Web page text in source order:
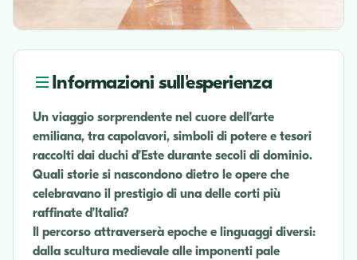
Informazioni sull'esperienza
Un viaggio sorprendente nel cuore dell’arte
emiliana, tra capolavori, simboli di potere e tesori
raccolti dai duchi d’Este durante secoli di dominio.
Quali storie si nascondono dietro le opere che
celebravano il prestigio di una delle corti più
raffinate d’Italia?
Il percorso attraverserà epoche e linguaggi diversi:
dalla scultura medievale alle imponenti pale